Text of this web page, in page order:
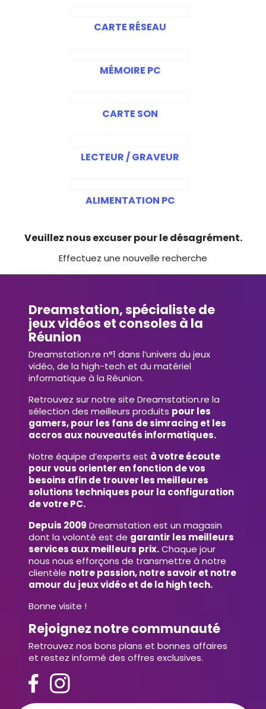
CARTE RÉSEAU
MÉMOIRE PC
CARTE SON
LECTEUR / GRAVEUR
ALIMENTATION PC
Veuillez nous excuser pour le désagrément.
Effectuez une nouvelle recherche
Dreamstation, spécialiste de
jeux vidéos et consoles à la
Réunion
Dreamstation.re n°1 dans l’univers du jeux
vidéo, de la high-tech et du matériel
informatique à la Réunion.
Retrouvez sur notre site Dreamstation.re la
sélection des meilleurs produits pour les
gamers, pour les fans de simracing et les
accros aux nouveautés informatiques.
Notre équipe d’experts est à votre écoute
pour vous orienter en fonction de vos
besoins afin de trouver les meilleures
solutions techniques pour la configuration
de votre PC.
Depuis 2009 Dreamstation est un magasin
dont la volonté est de garantir les meilleurs
services aux meilleurs prix.Chaque jour
nous nous efforçons de transmettre à notre
clientèle notre passion, notre savoir et notre
amour du jeux vidéo et de la high tech.
Bonne visite !
Rejoignez notre communauté
Retrouvez nos bons plans et bonnes affaires
et restez informé des offres exclusives.